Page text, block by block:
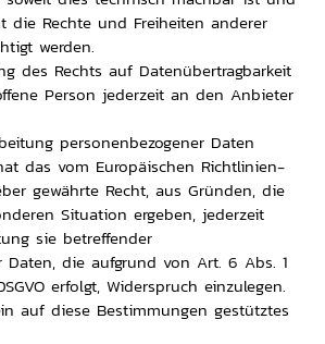
die Rechte und Freiheiten anderer
werden.
des Rechts auf Datenübertragbarkeit
Person jederzeit an den Anbieter
personenbezogener Daten
das vom Europäischen Richtlinien-
gewährte Recht, aus Gründen, die
Situation ergeben, jederzeit
sie betreffender
Daten, die aufgrund von Art. 6 Abs. 1
erfolgt, Widerspruch einzulegen.
auf diese Bestimmungen gestütztes